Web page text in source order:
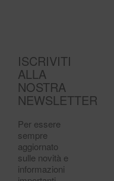
ISCRIVITI
ALLA
NOSTRA
NEWSLETTER
Per essere
sempre
aggiornato
sulle novità e
informazioni